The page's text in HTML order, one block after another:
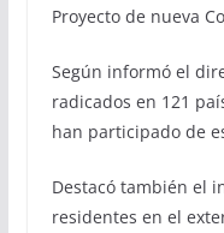
Proyecto de nueva
Según informó el
radicados en 121
han participado de
Destacó también el
residentes en el